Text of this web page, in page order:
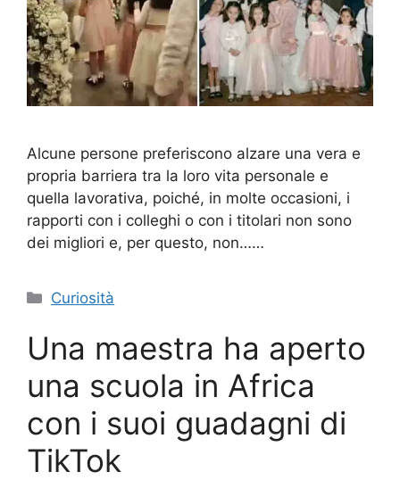
Alcune persone preferiscono alzare una vera e
propria barriera tra la loro vita personale e
quella lavorativa, poiché, in molte occasioni, i
rapporti con i colleghi o con i titolari non sono
dei migliori e, per questo, non……
Categorie
Curiosità
Una maestra ha aperto
una scuola in Africa
con i suoi guadagni di
TikTok